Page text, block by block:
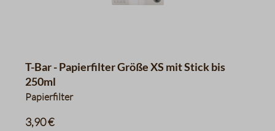
T-Bar - Papierfilter Größe XS mit Stick bis
250ml
Papierfilter
3,90 €